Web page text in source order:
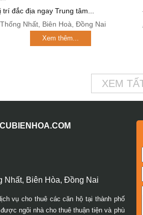
trí đắc địa ngay Trung tâm...
Thống Nhất, Biên Hoà, Đồng Nai
Xem thêm...
XEM
Nhất, Biên Hòa, Đồng Nai
vụ cho thuê các căn hộ tại thành phố
ngôi nhà cho thuê thuận tiện và phù